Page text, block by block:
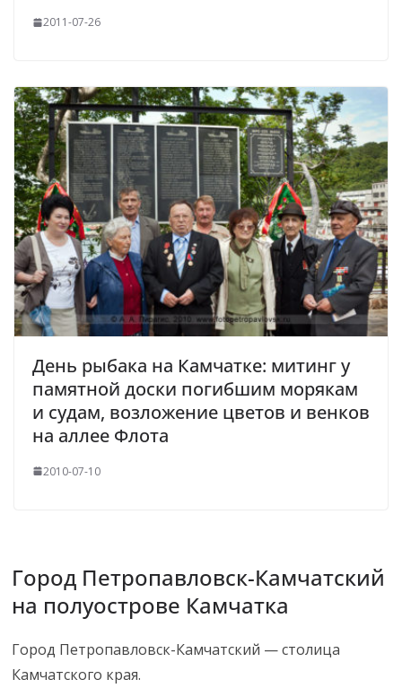
2011-07-26
День рыбака на Камчатке: митинг у
памятной доски погибшим морякам
и судам, возложение цветов и венков
на аллее Флота
2010-07-10
Город Петропавловск-Камчатский
на полуострове Камчатка
Город Петропавловск-Камчатский — столица
Камчатского края.